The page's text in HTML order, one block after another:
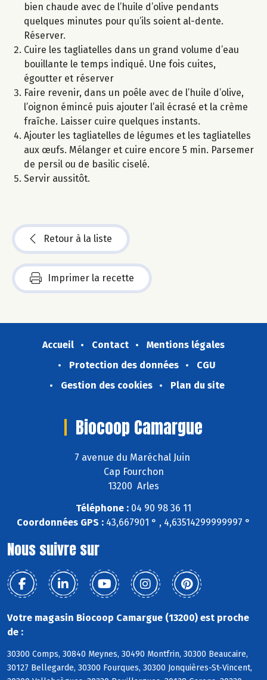
bien chaude avec de l’huile d’olive pendants
quelques minutes pour qu’ils soient al-dente.
Réserver.
Cuire les tagliatelles dans un grand volume d’eau
bouillante le temps indiqué. Une fois cuites,
égoutter et réserver
Faire revenir, dans un poêle avec de l’huile d’olive,
l’oignon émincé puis ajouter l’ail écrasé et la crème
fraîche. Laisser cuire quelques instants.
Ajouter les tagliatelles de légumes et les tagliatelles
aux œufs. Mélanger et cuire encore 5 min. Parsemer
de persil ou de basilic ciselé.
Servir aussitôt.
Retour à la liste
Imprimer la recette
Accueil Contact
Mentions légales
Protection des données
CGU
Gestion des cookies
Plan du site
Biocoop Camargue
7 avenue du Maréchal Juin
Cap Fourchon
13200 Arles
Téléphone : 04 90 98 36 11
Coordonnées GPS : 43,667901 ° , 4,63514299999997 °
Nous suivre sur
Votre magasin Biocoop Camargue (13200) est proche
de :
30300 Comps, 30840 Meynes, 30490 Montfrin, 30300 Beaucaire,
30127 Bellegarde, 30300 Fourques, 30300 Jonquières-St-Vincent,